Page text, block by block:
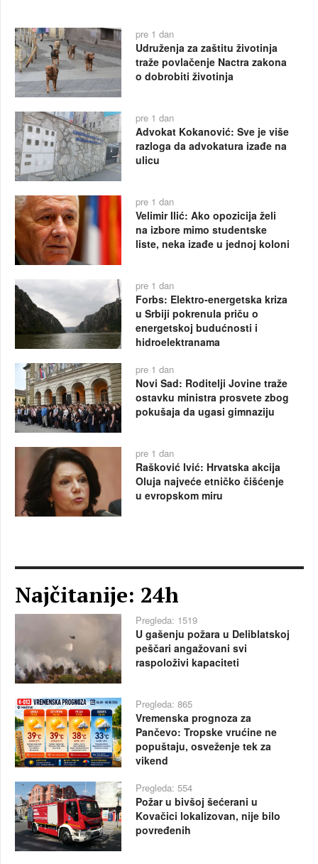
pre 1 dan
Udruženja za zaštitu životinja
traže povlačenje Nactra zakona
o dobrobiti životinja
pre 1 dan
Advokat Kokanović: Sve je više
razloga da advokatura izađe na
ulicu
pre 1 dan
Velimir Ilić: Ako opozicija želi
na izbore mimo studentske
liste, neka izađe u jednoj koloni
pre 1 dan
Forbs: Elektro-energetska kriza
u Srbiji pokrenula priču o
energetskoj budućnosti i
hidroelektranama
pre 1 dan
Novi Sad: Roditelji Jovine traže
ostavku ministra prosvete zbog
pokušaja da ugasi gimnaziju
pre 1 dan
Rašković Ivić: Hrvatska akcija
Oluja najveće etničko čišćenje
u evropskom miru
Najčitanije: 24h
Pregleda: 1519
U gašenju požara u Deliblatskoj
peščari angažovani svi
raspoloživi kapaciteti
Pregleda: 865
Vremenska prognoza za
Pančevo: Tropske vrućine ne
popuštaju, osveženje tek za
vikend
Pregleda: 554
Požar u bivšoj šećerani u
Kovačici lokalizovan, nije bilo
povređenih